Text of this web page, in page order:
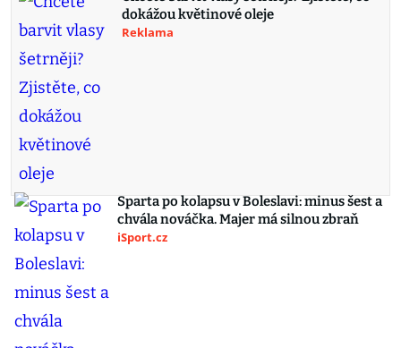
dokážou květinové oleje
Reklama
Sparta po kolapsu v Boleslavi: minus šest a
chvála nováčka. Majer má silnou zbraň
iSport.cz